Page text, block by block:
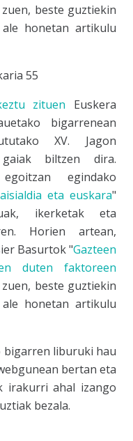
beste guztiekin
honetan artikulu
zituen
Euskera
bigarrenean
XV. Jagon
biltzen dira.
egindako
eta euskara"
ikerketak eta
Horien artean,
Basurtok "Gazteen
duten faktoreen
beste guztiekin
honetan artikulu
bigarren liburuki hau
bertan eta
irakurri ahal izango
bezala.